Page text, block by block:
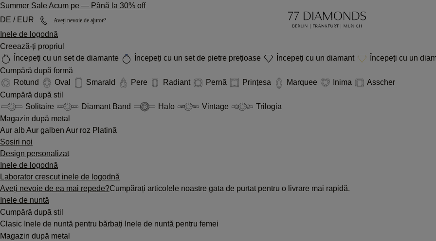
Summer Sale Acum pe — Până la 30% off
DE / EUR
Aveți nevoie de ajutor?
Inele de logodnă
Creează-ți propriul
Începeți cu un set de diamante
Începeți cu un set de pietre prețioase Începeți cu un diamant
Începeți cu un
Cumpără după formă
Rotund
Oval Smarald Pere Radiant Pernă Prințesa Marquee Inima
Asscher
Cumpără după stil
Solitaire
Diamant Band Halo Vintage
Trilogia
Magazin după metal
Aur albAur galben Aur roz Platină
Sosiri noi
Design personalizat
Inele de logodnă
Laborator crescut inele de logodnă
Aveți nevoie de ea mai repede?Cumpărați articolele noastre gata de purtat pentru o livrare mai rapidă.
Inele de nuntă
Cumpără după stil
Clasic Inele de nuntă pentru bărbați Inele de nuntă pentru femei
Magazin după metal